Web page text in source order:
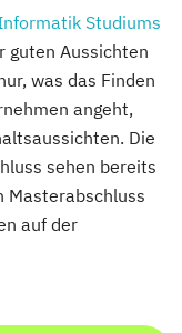
Studiums
guten Aussichten
was das Finden
angeht,
Die
sehen bereits
Masterabschluss
auf der